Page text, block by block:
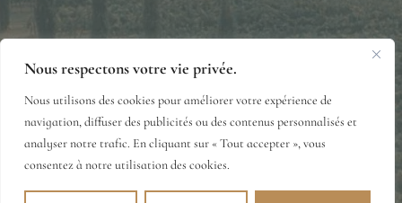
Nous respectons votre vie privée.
Nous utilisons des cookies pour améliorer votre expérience de
navigation, diffuser des publicités ou des contenus personnalisés et
analyser notre trafic. En cliquant sur « Tout accepter », vous
consentez à notre utilisation des cookies.
Mentions LégalesPolitique de Confidentialité
Conditions Générales de Vente
© 2026·DOMAINE-ESCOFFIER.COM